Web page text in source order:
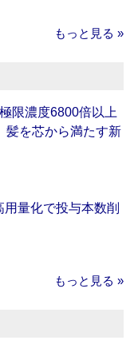
もっと見る »
限濃度6800倍以上
髪を芯から満たす新
用量化で投与本数削
もっと見る »